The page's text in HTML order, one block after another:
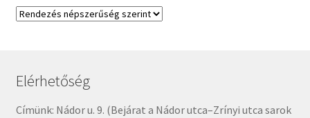
Elérhetőség
Címünk: Nádor u. 9. (Bejárat a Nádor utca–Zrínyi utca sarok